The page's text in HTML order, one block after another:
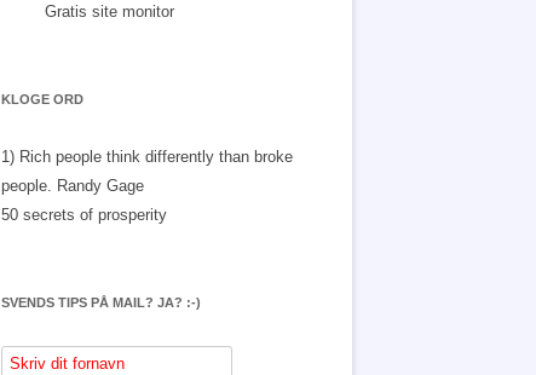
Gratis site monitor
KLOGE ORD
1) Rich people think differently than broke
people.
Randy Gage
50 secrets of prosperity
SVENDS TIPS PÅ MAIL? JA? :-)